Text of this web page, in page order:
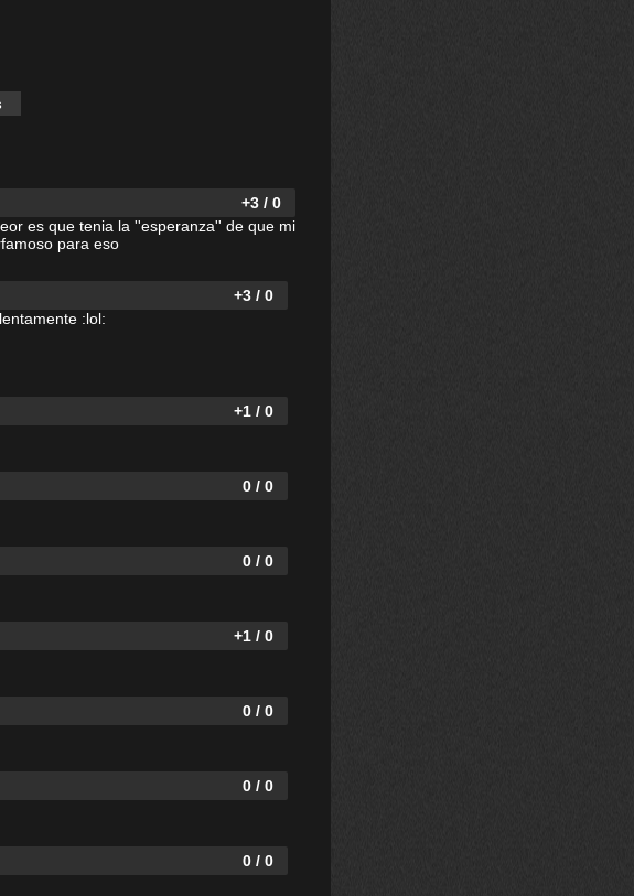
+3 / 0
es que tenia la ''esperanza'' de que mi
para eso
+3 / 0
:lol:
+1 / 0
0 / 0
0 / 0
+1 / 0
0 / 0
0 / 0
0 / 0